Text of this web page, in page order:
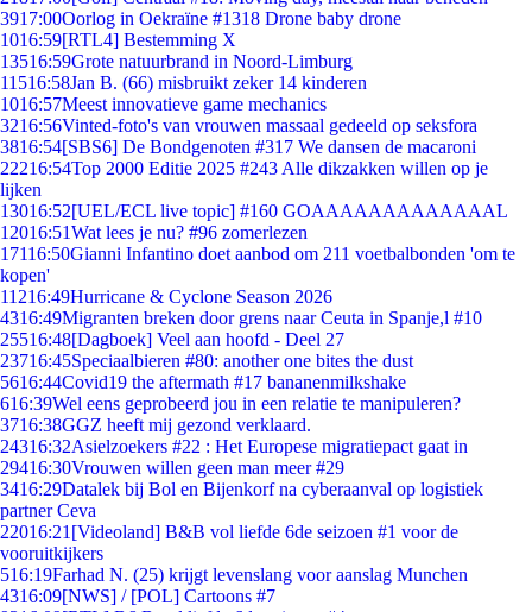
3917:00Oorlog in Oekraïne #1318 Drone baby drone
1016:59[RTL4] Bestemming X
13516:59Grote natuurbrand in Noord-Limburg
11516:58Jan B. (66) misbruikt zeker 14 kinderen
1016:57Meest innovatieve game mechanics
3216:56Vinted-foto's van vrouwen massaal gedeeld op seksfora
3816:54[SBS6] De Bondgenoten #317 We dansen de macaroni
22216:54Top 2000 Editie 2025 #243 Alle dikzakken willen op je
lijken
13016:52[UEL/ECL live topic] #160 GOAAAAAAAAAAAAAL
12016:51Wat lees je nu? #96 zomerlezen
17116:50Gianni Infantino doet aanbod om 211 voetbalbonden 'om te
kopen'
11216:49Hurricane & Cyclone Season 2026
4316:49Migranten breken door grens naar Ceuta in Spanje,l #10
25516:48[Dagboek] Veel aan hoofd - Deel 27
23716:45Speciaalbieren #80: another one bites the dust
5616:44Covid19 the aftermath #17 bananenmilkshake
616:39Wel eens geprobeerd jou in een relatie te manipuleren?
3716:38GGZ heeft mij gezond verklaard.
24316:32Asielzoekers #22 : Het Europese migratiepact gaat in
29416:30Vrouwen willen geen man meer #29
3416:29Datalek bij Bol en Bijenkorf na cyberaanval op logistiek
partner Ceva
22016:21 [Videoland] B&B vol liefde 6de seizoen #1 voor de
vooruitkijkers
516:19Farhad N. (25) krijgt levenslang voor aanslag Munchen
4316:09[NWS] / [POL] Cartoons #7